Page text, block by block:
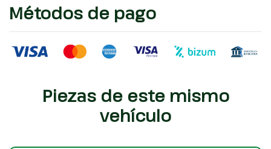
Métodos de pago
Piezas de este mismo
vehículo